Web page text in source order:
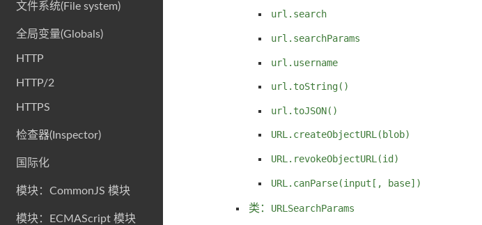
文件系统(File system)
全局变量(Globals)
HTTP
HTTP/2
HTTPS
检查器(Inspector)
国际化
模块：CommonJS 模块
模块：ECMAScript 模块
url.search
url.searchParams
url.username
url.toString()
url.toJSON()
URL.createObjectURL(blob)
URL.revokeObjectURL(id)
URL.canParse(input[, base])
类： URLSearchParams